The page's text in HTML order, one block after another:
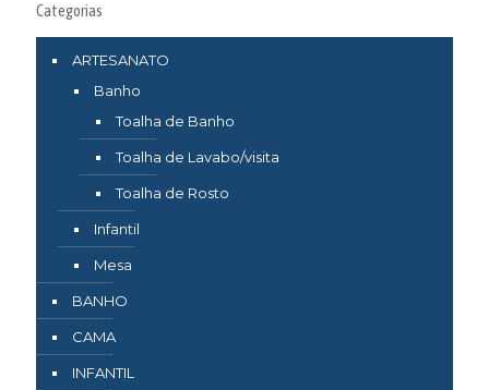
Categorias
ARTESANATO
Banho
Toalha de Banho
Toalha de Lavabo/visita
Toalha de Rosto
Infantil
Mesa
BANHO
CAMA
INFANTIL